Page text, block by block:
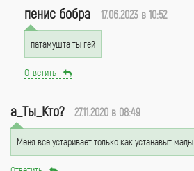
пенис бобра 17.06.2023 в 10:52
патамушта ты гей
Ответить
a_Ты_Кто? 27.11.2020 в 08:49
Меня все устаривает только как устанавыт мады